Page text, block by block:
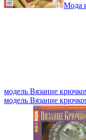
Мода
модель Вязание
модель Вязание